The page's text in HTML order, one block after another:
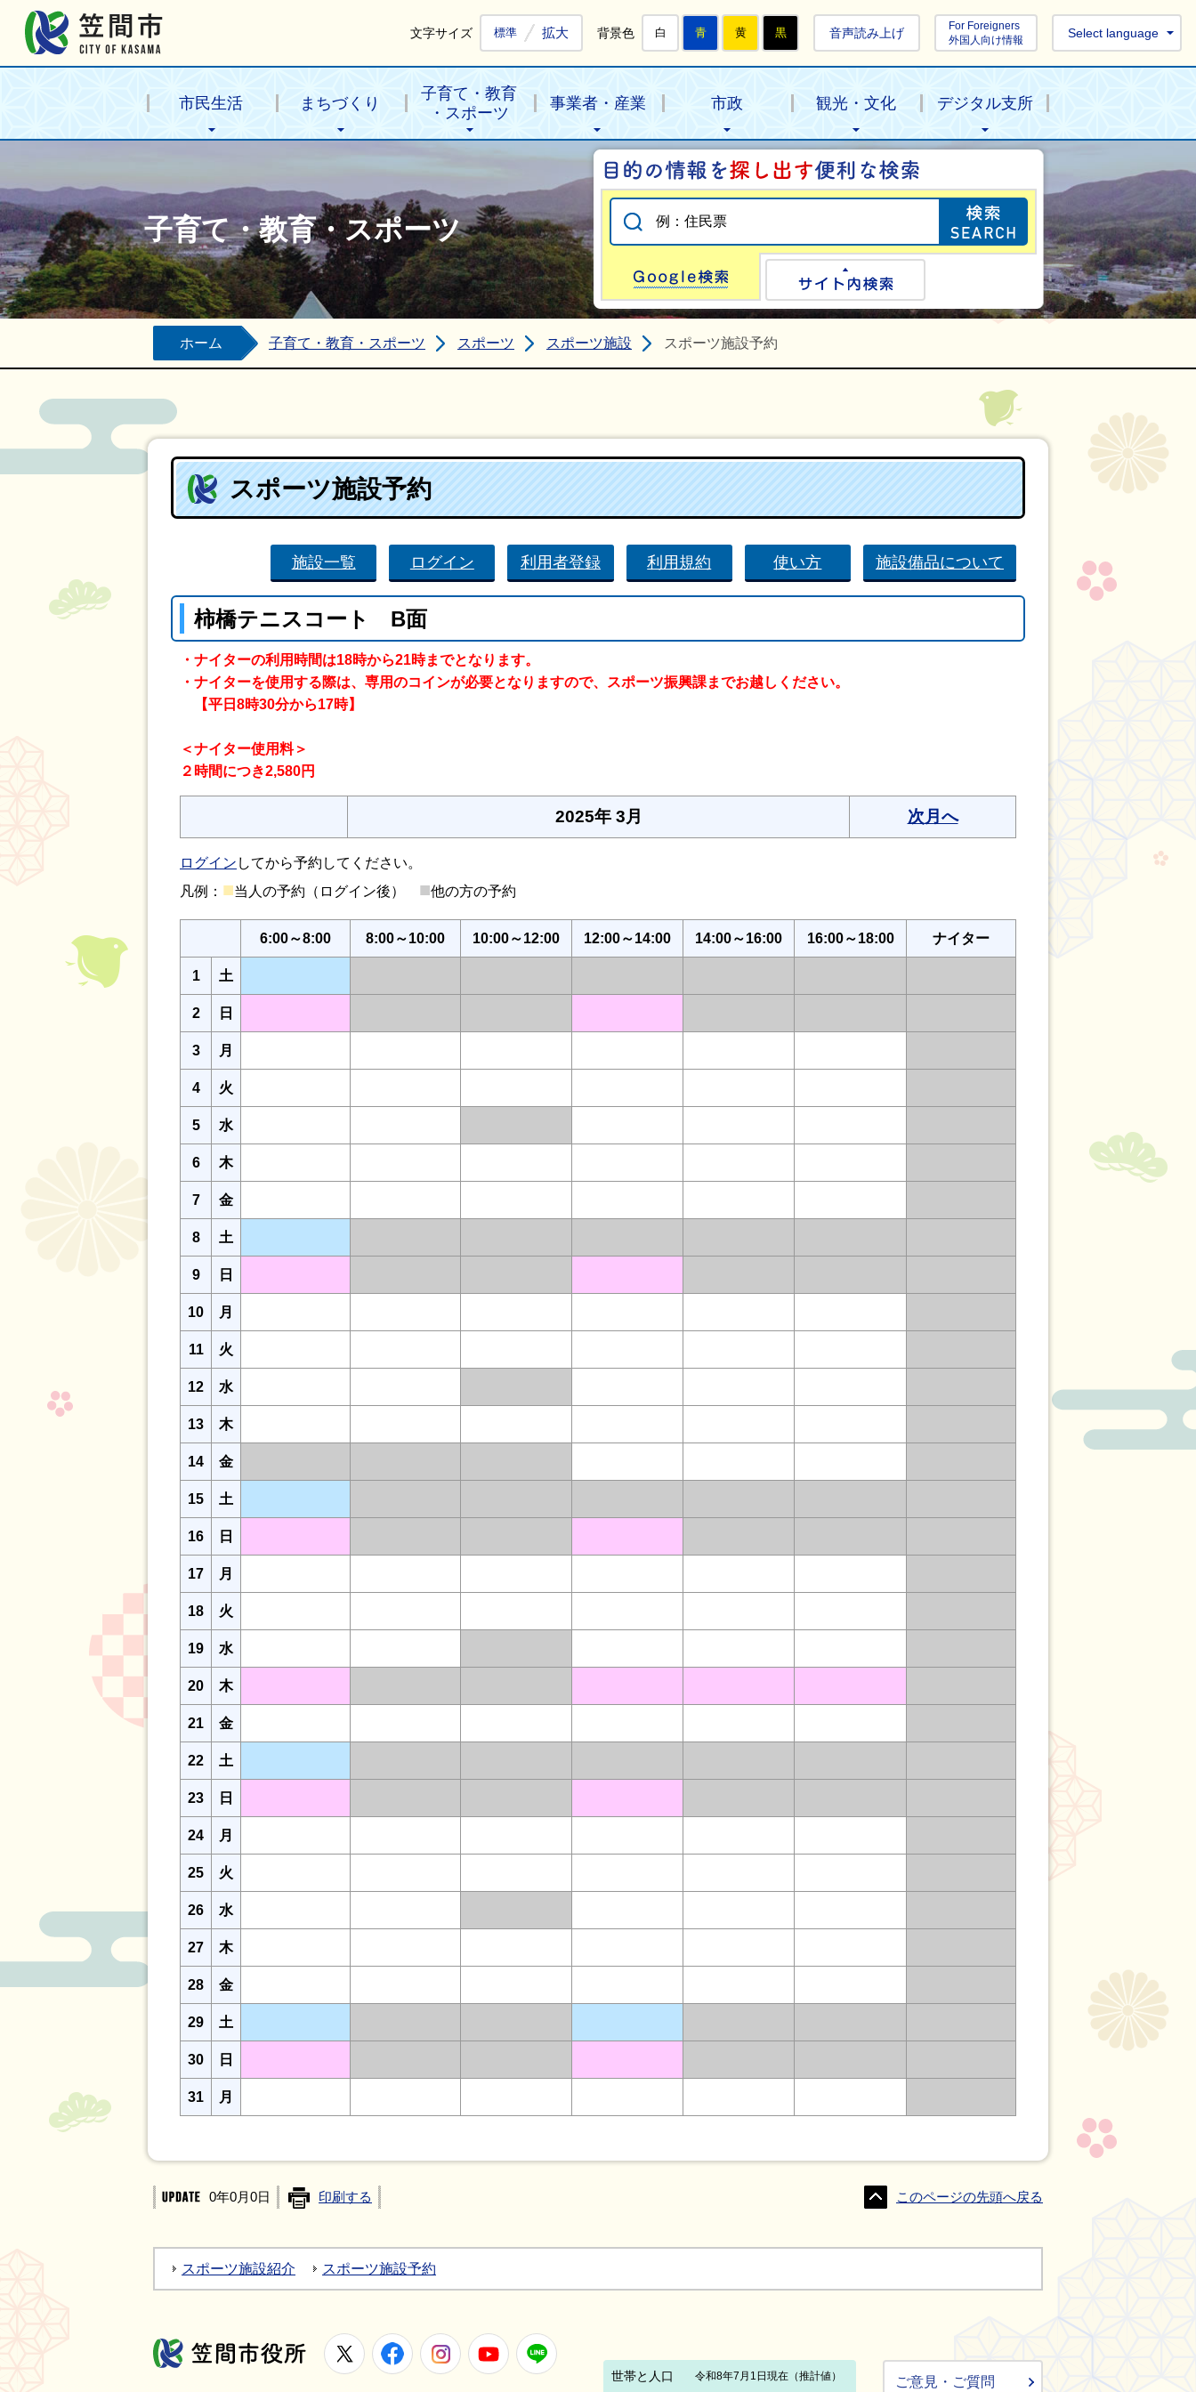
文字サイズ 標準 拡大 背景色 白 青 黄 黒 音声読み上げ
For Foreigners
外国人向け情報
Select language
市民生活 まちづくり
子育て・教育
・スポーツ
事業者・産業 市政 観光・文化 デジタル支所
子育て・教育・スポーツ
目的の情報を探
Google検索
ホーム 子育て・教育・スポーツ スポーツ スポーツ施設 スポーツ施設予約
スポーツ施設予約
施設一覧 ログイン 利用者登録 利用規約 使い方 施設備品について
柿橋テニスコート B面
・ナイターの利用時間は18時から21時までとなります。
・ナイターを使用する際は、専用のコインが必要となりますので、スポーツ振興課までお越しください。
【平日8時30分から17時】
＜ナイター使用料＞
２時間につき2,580円
2025年 3月 次月へ
ログイン してから予約してください。
凡例： ■当人の予約（ログイン後） ■他の方の予約
6:00～8:00 8:00～10:00 10:00～12:00 12:00～14:00 14:00～16:00 16:00～18:00 ナイター
1 土
2 日
3 月
4 火
5 水
6 木
7 金
8 土
9 日
10 月
11 火
12 水
13 木
14 金
15 土
16 日
17 月
18 火
19 水
20 木
21 金
22 土
23 日
24 月
25 火
26 水
27 木
28 金
29 土
30 日
31 月
0年0月0日 印刷する このページの先頭へ戻る
スポーツ施設紹介 スポーツ施設予約
笠間市役所
X FacebookInstagramYoutube
ご意見・ご質問